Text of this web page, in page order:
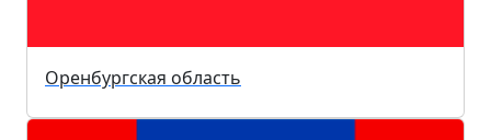
Оренбургская область